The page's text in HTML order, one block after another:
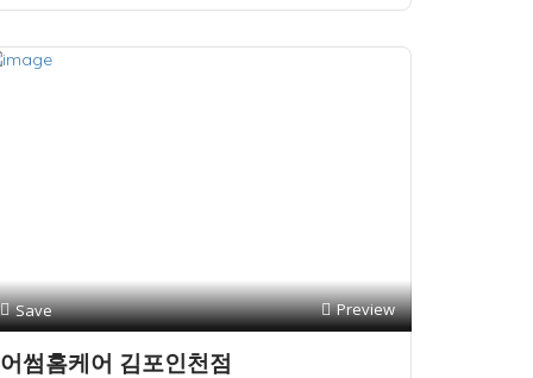
Save Preview
어썸홈케어 김포인천점